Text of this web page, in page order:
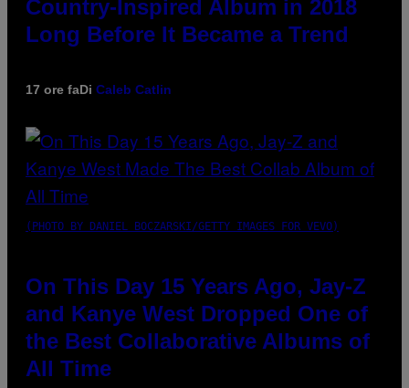
Country-Inspired Album in 2018
Long Before It Became a Trend
17 ore faDi Caleb Catlin
(PHOTO BY DANIEL BOCZARSKI/GETTY IMAGES FOR VEVO)
On This Day 15 Years Ago, Jay-Z
and Kanye West Dropped One of
the Best Collaborative Albums of
All Time